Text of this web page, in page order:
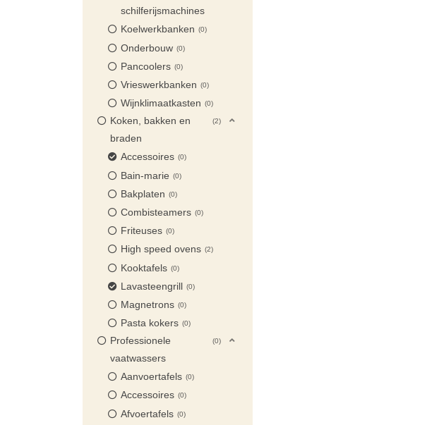
schilferijsmachines
Koelwerkbanken 0
Onderbouw 0
Pancoolers 0
Vrieswerkbanken 0
Wijnklimaatkasten 0
Koken, bakken en
braden
2
Accessoires 0
Bain-marie 0
Bakplaten 0
Combisteamers 0
Friteuses 0
High speed ovens 2
Kooktafels 0
Lavasteengrill 0
Magnetrons 0
Pasta kokers 0
Professionele
vaatwassers
0
Aanvoertafels 0
Accessoires 0
Afvoertafels 0